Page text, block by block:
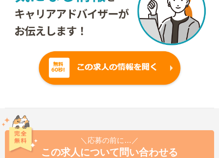
＼応募の前に…／
この求人について問い合わせる